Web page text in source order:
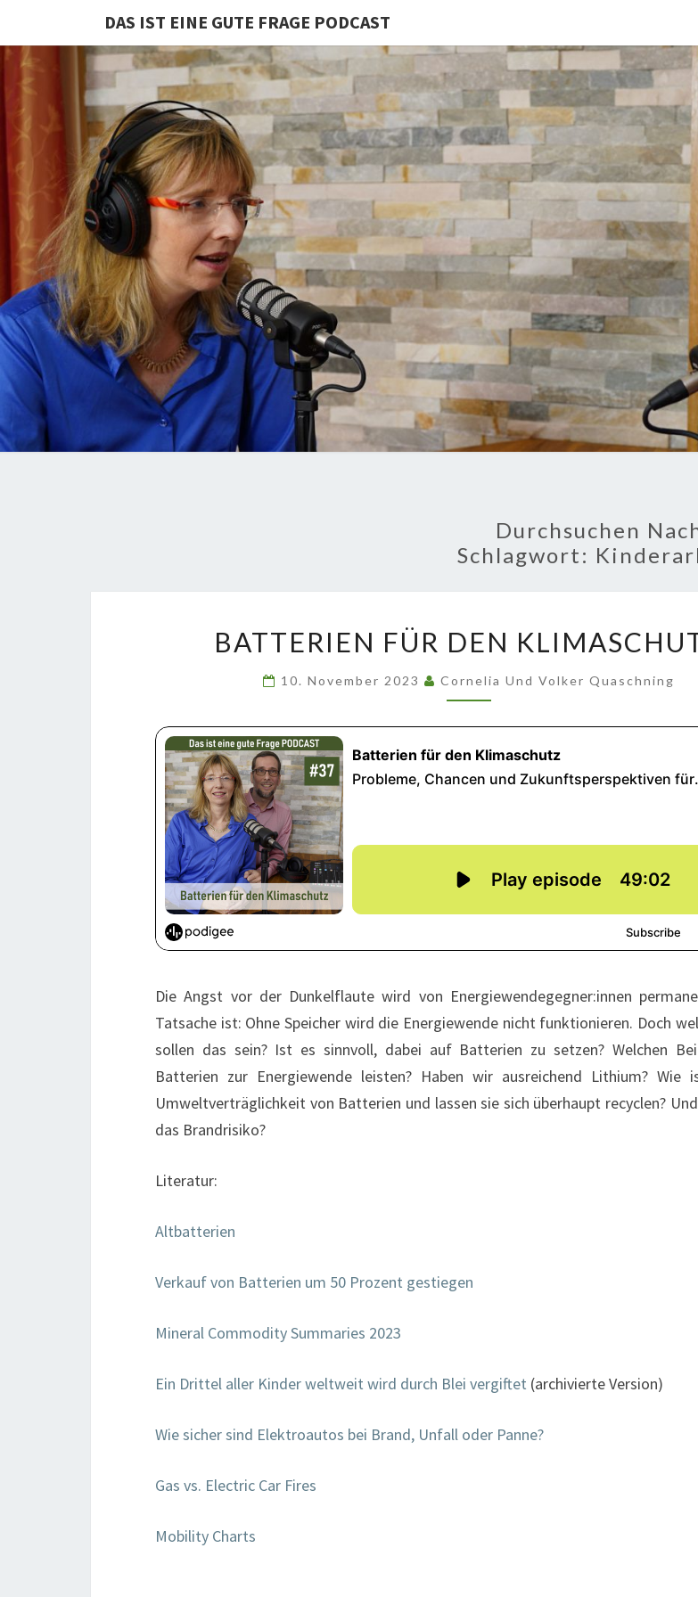
DAS IST EINE GUTE FRAGE PODCAST
Von
|
Durchsuchen
Schlagwort:
FÜR
DEN
KLIMASCHUTZ
BATTERIEN FÜR DEN
10. November 2023 Cornelia Und Volker Quaschning
Die Angst vor der Dunkelflaute wird von Energiewendegegner:innen
Tatsache ist: Ohne Speicher wird die Energiewende nicht funktionieren. Doch
sollen das sein? Ist es sinnvoll, dabei auf Batterien zu setzen? Welchen
Batterien zur Energiewende leisten? Haben wir ausreichend Lithium? Wie
Umweltverträglichkeit von Batterien und lassen sie sich überhaupt recyclen?
das Brandrisiko?
Literatur:
Altbatterien
Verkauf von Batterien um 50 Prozent gestiegen
Mineral Commodity Summaries 2023
Ein Drittel aller Kinder weltweit wird durch Blei vergiftet (archivierte Version)
Wie sicher sind Elektroautos bei Brand, Unfall oder Panne?
Gas vs. Electric Car Fires
Mobility Charts